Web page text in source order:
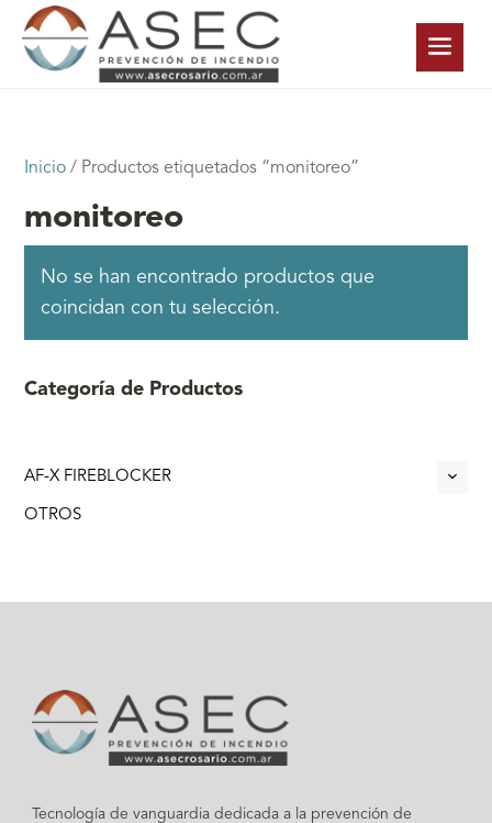
Inicio / Productos etiquetados “monitoreo”
monitoreo
No se han encontrado productos que
coincidan con tu selección.
Categoría de Productos
AF-X FIREBLOCKER
OTROS
Tecnología de vanguardia dedicada a la prevención de